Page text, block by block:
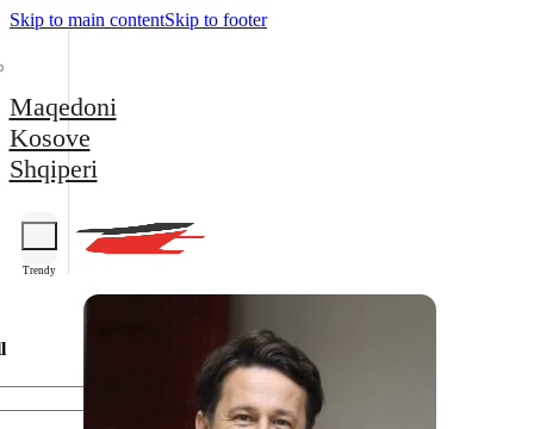
Skip to main contentSkip to footer
Maqedoni
Kosove
Shqiperi
Trendy